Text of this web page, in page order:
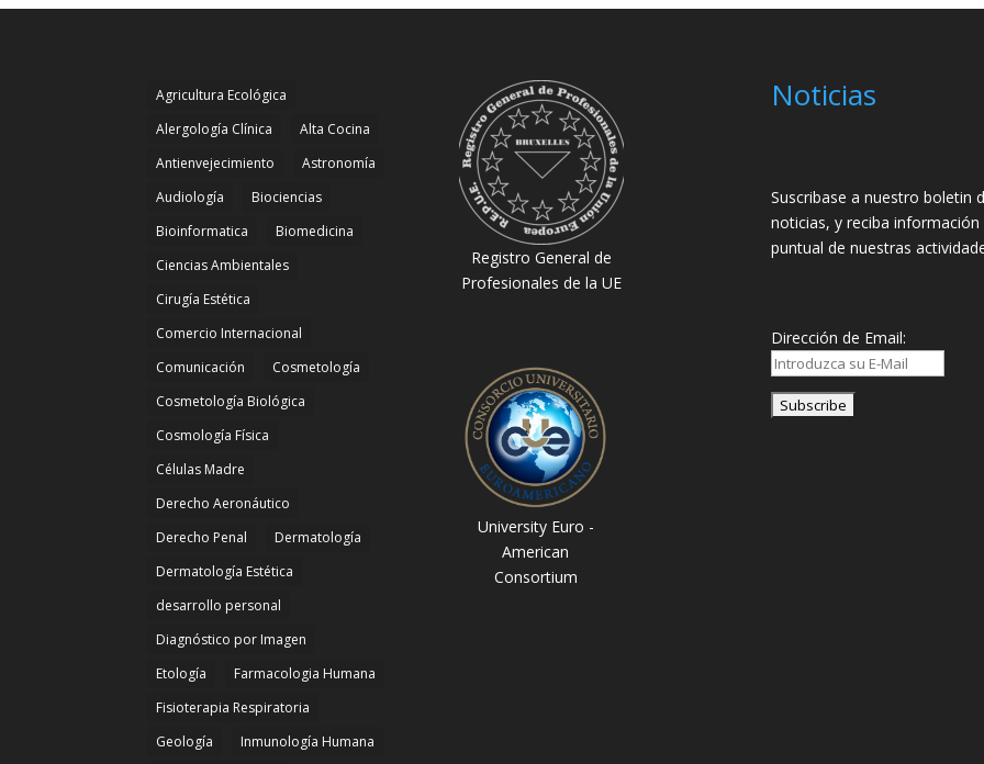
Agricultura Ecológica
Alergología Clínica
Alta Cocina
Antienvejecimiento
Astronomía
Audiología
Biociencias
Bioinformatica
Biomedicina
Ciencias Ambientales
Cirugía Estética
Comercio Internacional
Comunicación
Cosmetología
Cosmetología Biológica
Cosmología Física
Células Madre
Derecho Aeronáutico
Derecho Penal
Dermatología
Dermatología Estética
desarrollo personal
Diagnóstico por Imagen
Etología
Farmacologia Humana
Fisioterapia Respiratoria
Geología
Inmunología Humana
Registro General de
Profesionales de la UE
University Euro -
American
Consortium
Noticias
Suscribase a nuestro boletin
noticias, y reciba información
puntual de nuestras
Dirección de Email: